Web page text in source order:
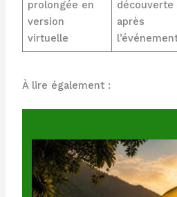
prolongée en
version
virtuelle
découverte
après
À lire également :